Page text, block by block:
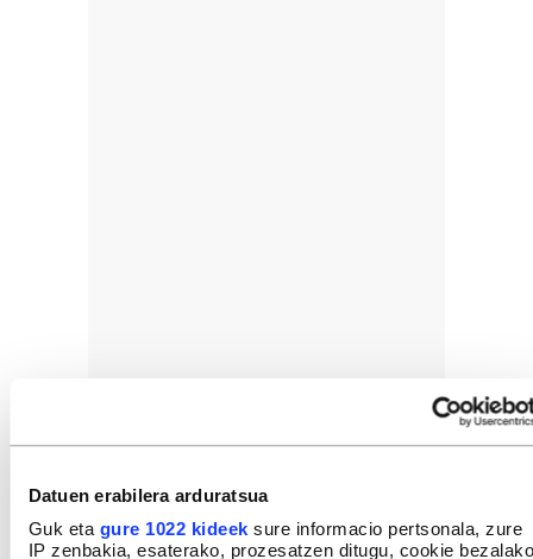
Datuen erabilera arduratsua
Guk eta gure 1022 kideek sure informacio pertsonala, zure
IP zenbakia, esaterako, prozesatzen ditugu, cookie bezalako